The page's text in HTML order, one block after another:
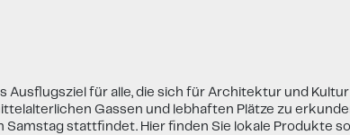
für alle, die sich für Architektur und
Gassen und lebhaften Plätze zu
stattfindet. Hier finden Sie lokale Produkte